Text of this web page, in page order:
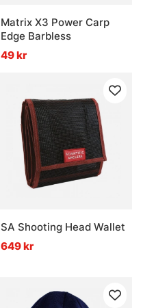
Matrix X3 Power Carp
Edge Barbless
49 kr
SA Shooting Head Wallet
649 kr